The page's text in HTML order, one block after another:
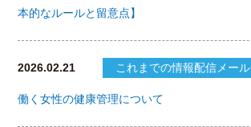
本的なルールと留意点】
2026.02.21 これまでの情報配信メール
働く女性の健康管理について